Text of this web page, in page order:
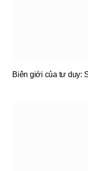
Biên giới của tư duy: